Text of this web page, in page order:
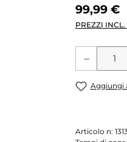
99,99 €
PREZZI
Aggiungi
Articolo n: